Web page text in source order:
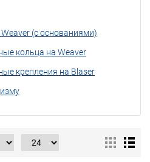
(с основаниями)
кольца на Weaver
крепления на Blaser